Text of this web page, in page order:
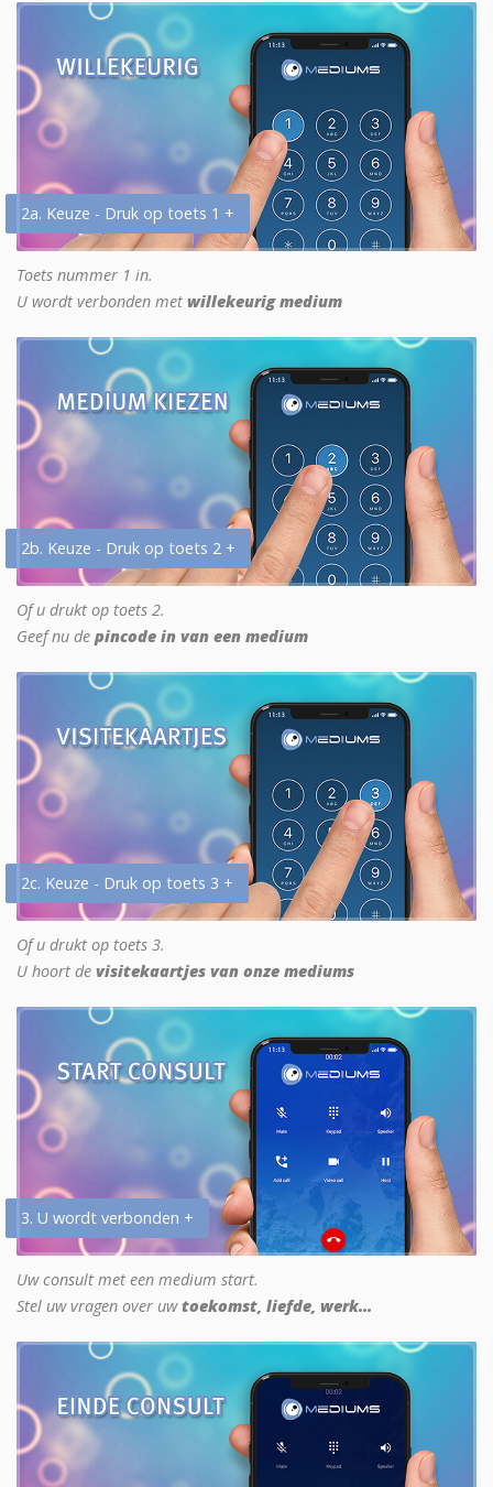
2a. Keuze - Druk op toets 1 +
Toets nummer 1 in.
U wordt verbonden met willekeurig medium
2b. Keuze - Druk op toets 2 +
Of u drukt op toets 2.
Geef nu de pincode in van een medium
2c. Keuze - Druk op toets 3 +
Of u drukt op toets 3.
U hoort de visitekaartjes van onze mediums
3. U wordt verbonden +
Uw consult met een medium start.
Stel uw vragen over uwtoekomst, liefde, werk...